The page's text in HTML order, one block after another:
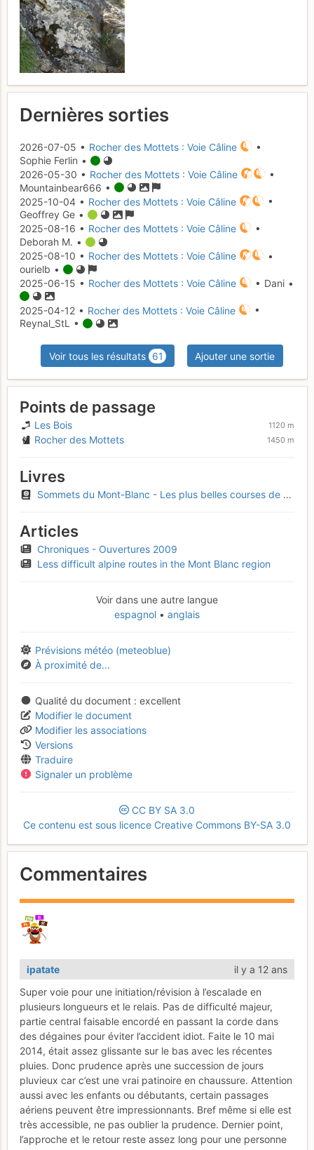
Dernières sorties
2026-07-05 • Rocher des Mottets : Voie Câline
•
Sophie Ferlin •
2026-05-30 • Rocher des Mottets : Voie Câline
•
Mountainbear666 •
2025-10-04 • Rocher des Mottets : Voie Câline
•
Geoffrey Ge •
2025-08-16 • Rocher des Mottets : Voie Câline
•
Deborah M. •
2025-08-10 • Rocher des Mottets : Voie Câline
•
ourielb •
2025-06-15 • Rocher des Mottets : Voie Câline • Dani •
2025-04-12 • Rocher des Mottets : Voie Câline
•
Reynal_StL •
Voir tous les résultats 61 Ajouter une sortie
Points de passage
Les Bois 1120 m
Rocher des Mottets 1450 m
Livres
Sommets du Mont-Blanc - Les plus belles courses de F à D
Articles
Chroniques - Ouvertures 2009
Less difficult alpine routes in the Mont Blanc region
Voir dans une autre langue
espagnol
anglais
Prévisions météo (meteoblue)
À proximité de...
Qualité du document
excellent
Modifier le document
Modifier les associations
Versions
Traduire
Signaler un problème
CC BY SA 3.0
Ce contenu est sous licence Creative Commons BY-SA 3.0
Commentaires
ipatate
il y a 12 ans
Super voie pour une initiation/révision à l’escalade en
plusieurs longueurs et le relais. Pas de difficulté majeur,
partie central faisable encordé en passant la corde dans
des dégaines pour éviter l’accident idiot. Faite le 10 mai
2014, était assez glissante sur le bas avec les récentes
pluies. Donc prudence après une succession de jours
pluvieux car c’est une vrai patinoire en chaussure. Attention
aussi avec les enfants ou débutants, certain passages
aériens peuvent être impressionnants. Bref même si elle est
très accessible, ne pas oublier la prudence. Dernier point,
l’approche et le retour reste assez long pour une personne